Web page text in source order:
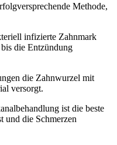
Methode,
infizierte Zahnmark
die Entzündung
die Zahnwurzel mit
versorgt.
ist die beste
und die Schmerzen